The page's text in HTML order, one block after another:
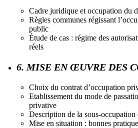
Cadre juridique et occupation du
Règles communes régissant
public
Étude de cas : régime des
réels
6. MISE EN ŒUVRE DES
Choix du contrat d’occupation
Etablissement du mode de
privative
Description de la sous-
Mise en situation : bonnes